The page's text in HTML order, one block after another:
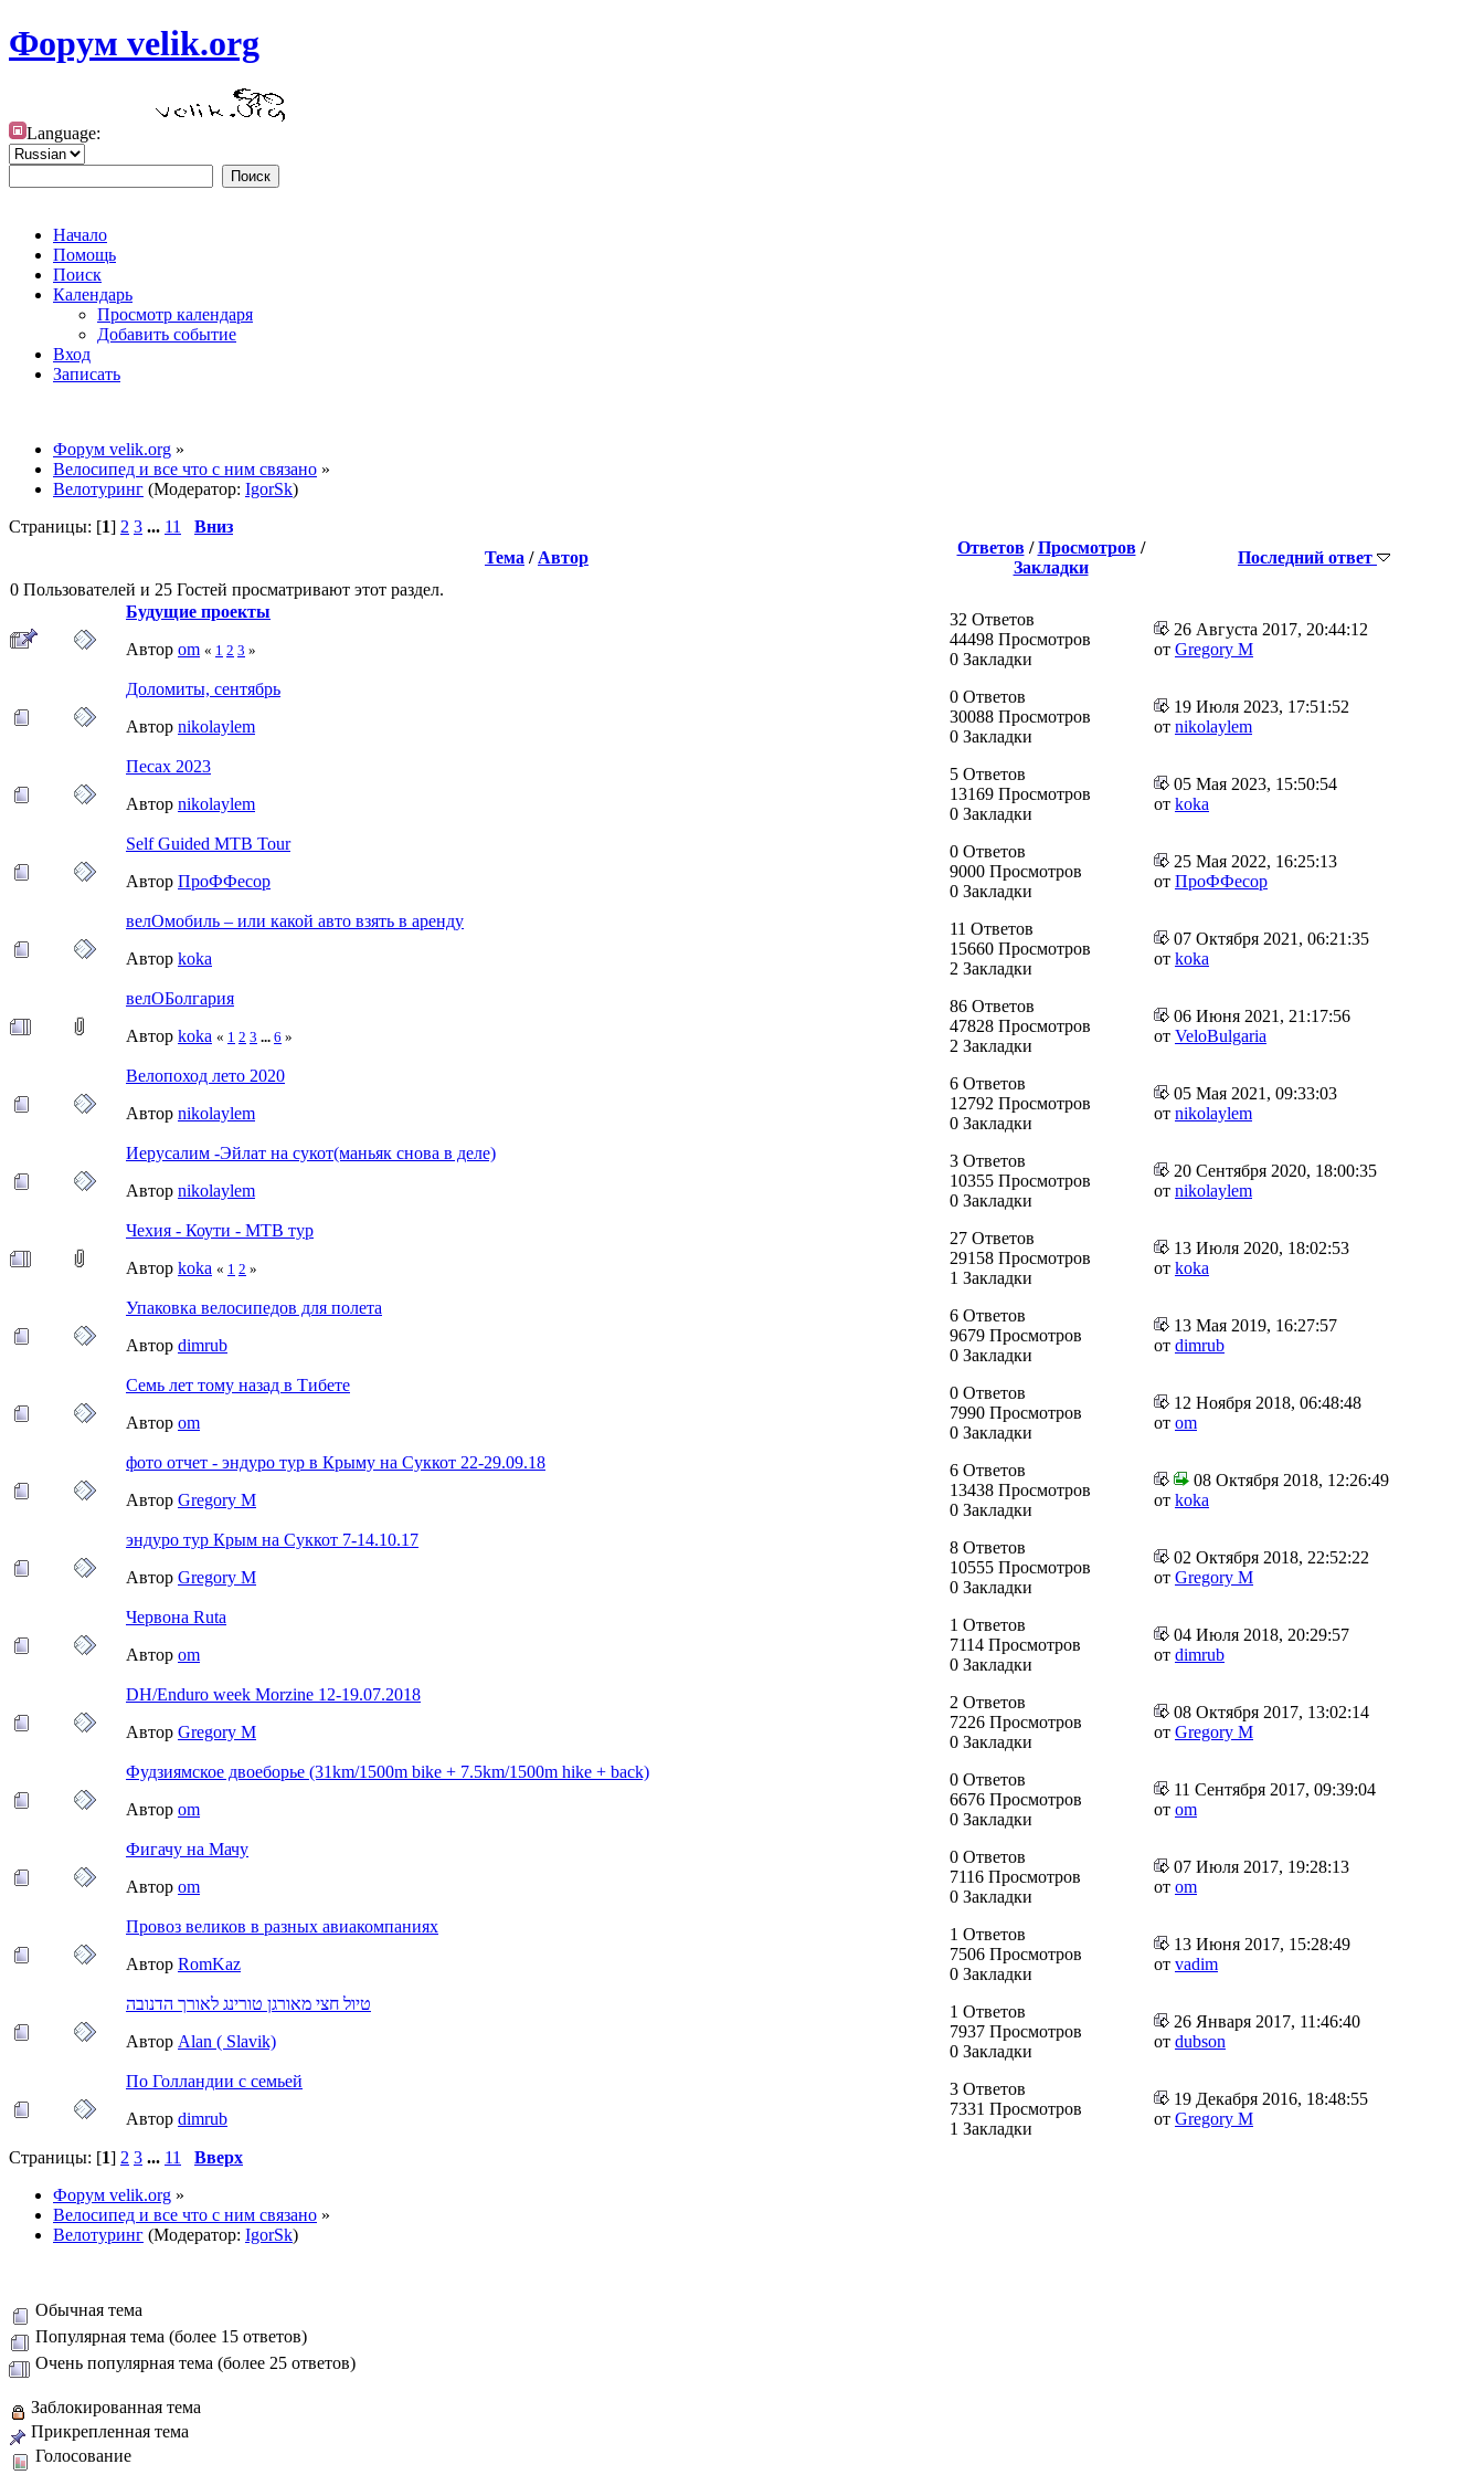
Форум velik.org
Language:
Начало
Помощь
Поиск
Календарь
Просмотр календаря
Добавить событие
Вход
Записать
Форум velik.org »
Велосипед и все что с ним связано »
Велотуринг (Модератор: IgorSk)
Страницы: [1] 2 3 ... 11
Вниз
Тема / Автор
Ответов/Просмотров/
Закладки
Последний ответ
0 Пользователей и 25 Гостей просматривают этот раздел.
Будущие проекты
Автор om « 1 2 3 »
32 Ответов
44498 Просмотров
0 Закладки
26 Августа 2017, 20:44:12
от Gregory M
Доломиты, сентябрь
Автор nikolaylem
0 Ответов
30088 Просмотров
0 Закладки
19 Июля 2023, 17:51:52
от nikolaylem
Песах 2023
Автор nikolaylem
5 Ответов
13169 Просмотров
0 Закладки
05 Мая 2023, 15:50:54
от koka
Self Guided MTB Tour
Автор ПроФФесор
0 Ответов
9000 Просмотров
0 Закладки
25 Мая 2022, 16:25:13
от ПроФФесор
велОмобиль – или какой авто взять в аренду
Автор koka
11 Ответов
15660 Просмотров
2 Закладки
07 Октября 2021, 06:21:35
от koka
велОБолгария
Автор koka « 1 2 3 ... 6 »
86 Ответов
47828 Просмотров
2 Закладки
06 Июня 2021, 21:17:56
от VeloBulgaria
Велопоход лето 2020
Автор nikolaylem
6 Ответов
12792 Просмотров
0 Закладки
05 Мая 2021, 09:33:03
от nikolaylem
Иерусалим -Эйлат на сукот(маньяк снова в деле)
Автор nikolaylem
3 Ответов
10355 Просмотров
0 Закладки
20 Сентября 2020, 18:00:35
от nikolaylem
Чехия - Коути - МТВ тур
Автор koka « 1 2 »
27 Ответов
29158 Просмотров
1 Закладки
13 Июля 2020, 18:02:53
от koka
Упаковка велосипедов для полета
Автор dimrub
6 Ответов
9679 Просмотров
0 Закладки
13 Мая 2019, 16:27:57
от dimrub
Семь лет тому назад в Тибете
Автор om
0 Ответов
7990 Просмотров
0 Закладки
12 Ноября 2018, 06:48:48
от om
фото отчет - эндуро тур в Крыму на Суккот 22-29.09.18
Автор Gregory M
6 Ответов
13438 Просмотров
0 Закладки
08 Октября 2018, 12:26:49
от koka
эндуро тур Крым на Суккот 7-14.10.17
Автор Gregory M
8 Ответов
10555 Просмотров
0 Закладки
02 Октября 2018, 22:52:22
от Gregory M
Червона Ruta
Автор om
1 Ответов
7114 Просмотров
0 Закладки
04 Июля 2018, 20:29:57
от dimrub
DH/Enduro week Morzine 12-19.07.2018
Автор Gregory M
2 Ответов
7226 Просмотров
0 Закладки
08 Октября 2017, 13:02:14
от Gregory M
Фудзиямское двоеборье (31km/1500m bike + 7.5km/1500m hike + back)
Автор om
0 Ответов
6676 Просмотров
0 Закладки
11 Сентября 2017, 09:39:04
от om
Фигачу на Мачу
Автор om
0 Ответов
7116 Просмотров
0 Закладки
07 Июля 2017, 19:28:13
от om
Провоз великов в разных авиакомпаниях
Автор RomKaz
1 Ответов
7506 Просмотров
0 Закладки
13 Июня 2017, 15:28:49
от vadim
טיול חצי מאורגן טורינג לאורך הדנובה
Автор Alan ( Slavik)
1 Ответов
7937 Просмотров
0 Закладки
26 Января 2017, 11:46:40
от dubson
По Голландии с семьей
Автор dimrub
3 Ответов
7331 Просмотров
1 Закладки
19 Декабря 2016, 18:48:55
от Gregory M
Страницы: [1] 2 3 ... 11
Вверх
Форум velik.org »
Велосипед и все что с ним связано »
Велотуринг (Модератор: IgorSk)
Обычная тема
Популярная тема (более 15 ответов)
Очень популярная тема (более 25 ответов)
Заблокированная тема
Прикрепленная тема
Голосование